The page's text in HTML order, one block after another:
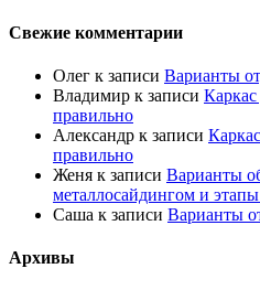
Свежие комментарии
Олег к записи Варианты
Владимир к записи Каркас
правильно
Александр к записи
правильно
Женя к записи Варианты
металлосайдингом и
Саша к записи Варианты
Архивы